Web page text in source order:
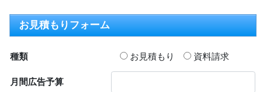
お見積もりフォーム
種類 お見積もり 資料請求
月間広告予算